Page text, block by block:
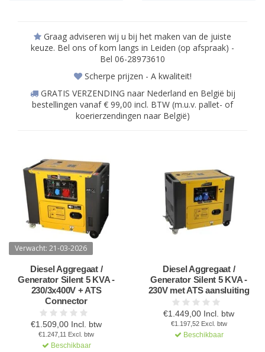
Graag adviseren wij u bij het maken van de juiste
keuze. Bel ons of kom langs in Leiden (op afspraak) -
Bel 06-28973610
Scherpe prijzen - A kwaliteit!
GRATIS VERZENDING naar Nederland en België bij
bestellingen vanaf € 99,00 incl. BTW (m.u.v. pallet- of
koerierzendingen naar België)
Verwacht: 21-03-2026
Diesel Aggregaat /
Generator Silent 5 KVA -
230/3x400V + ATS
Connector
€1.509,00 Incl. btw
€1.247,11 Excl. btw
Beschikbaar
Diesel Aggregaat /
Generator Silent 5 KVA -
230V met ATS aansluiting
€1.449,00 Incl. btw
€1.197,52 Excl. btw
Beschikbaar